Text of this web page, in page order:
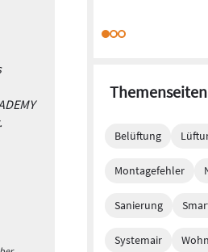
Themenseiten
Belüftung
Montagefehler
Sanierung
Systemair